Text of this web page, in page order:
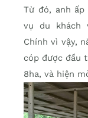
Từ đó, anh
vụ du khách
Chính vì vậy,
cóp được đầu
8ha, và hiện